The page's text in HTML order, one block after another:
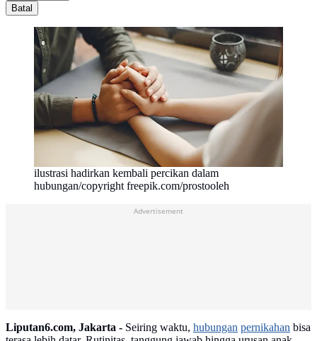
Batal
ilustrasi hadirkan kembali percikan dalam
hubungan/copyright freepik.com/prostooleh
Advertisement
Liputan6.com, Jakarta - Seiring waktu, hubungan pernikahan bisa